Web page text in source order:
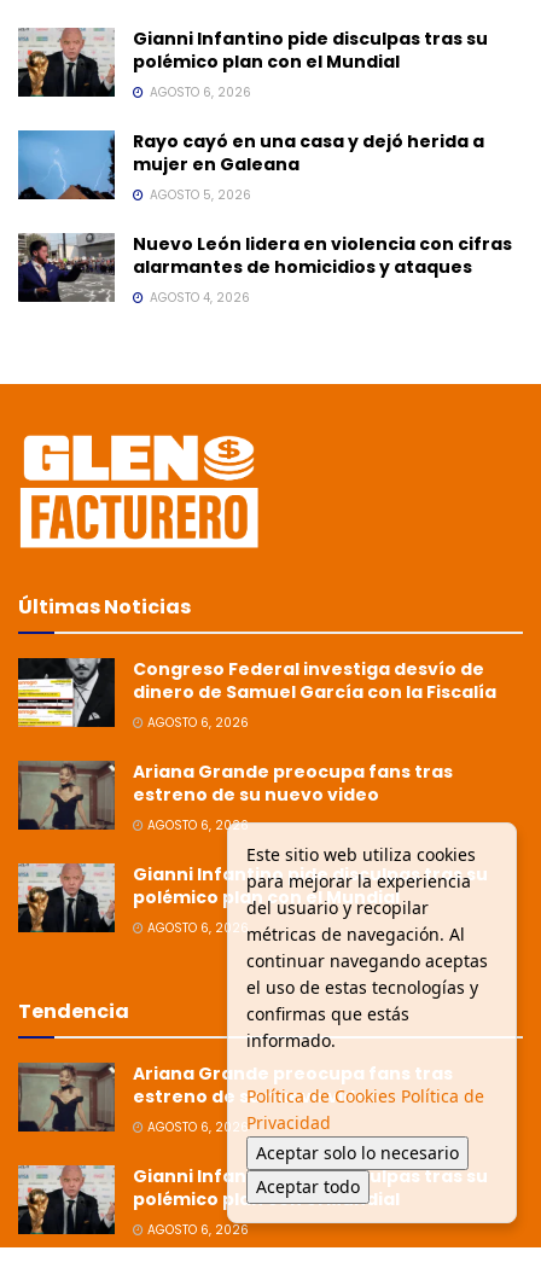
Gianni Infantino pide disculpas tras su
polémico plan con el Mundial
AGOSTO 6, 2026
Rayo cayó en una casa y dejó herida a
mujer en Galeana
AGOSTO 5, 2026
Nuevo León lidera en violencia con cifras
alarmantes de homicidios y ataques
AGOSTO 4, 2026
Últimas Noticias
Congreso Federal investiga desvío de
dinero de Samuel García con la Fiscalía
AGOSTO 6, 2026
Ariana Grande preocupa fans tras
estreno de su nuevo video
AGOSTO 6, 2026
Gianni Infantino pide disculpas tras su
polémico plan con el Mundial
AGOSTO 6, 2026
Tendencia
Ariana Grande preocupa fans tras
estreno de su nuevo video
AGOSTO 6, 2026
Gianni Infantino pide disculpas tras su
polémico plan con el Mundial
AGOSTO 6, 2026
Este sitio web utiliza cookies
para mejorar la experiencia
del usuario y recopilar
métricas de navegación. Al
continuar navegando aceptas
el uso de estas tecnologías y
confirmas que estás
informado.
Política de Cookies Política de
Privacidad
Aceptar solo lo necesario
Aceptar todo